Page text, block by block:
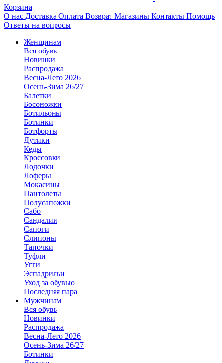
Корзина
О нас Доставка Оплата Возврат Магазины Контакты Помощь
Ответы на вопросы
Женщинам
Вся обувь
Новинки
Распродажа
Весна-Лето 2026
Осень-Зима 26/27
Балетки
Босоножки
Ботильоны
Ботинки
Ботфорты
Дутики
Кеды
Кроссовки
Лодочки
Лоферы
Мокасины
Пантолеты
Полусапожки
Сабо
Сандалии
Сапоги
Слипоны
Тапочки
Туфли
Угги
Эспадрильи
Уход за обувью
Последняя пара
Мужчинам
Вся обувь
Новинки
Распродажа
Весна-Лето 2026
Осень-Зима 26/27
Ботинки